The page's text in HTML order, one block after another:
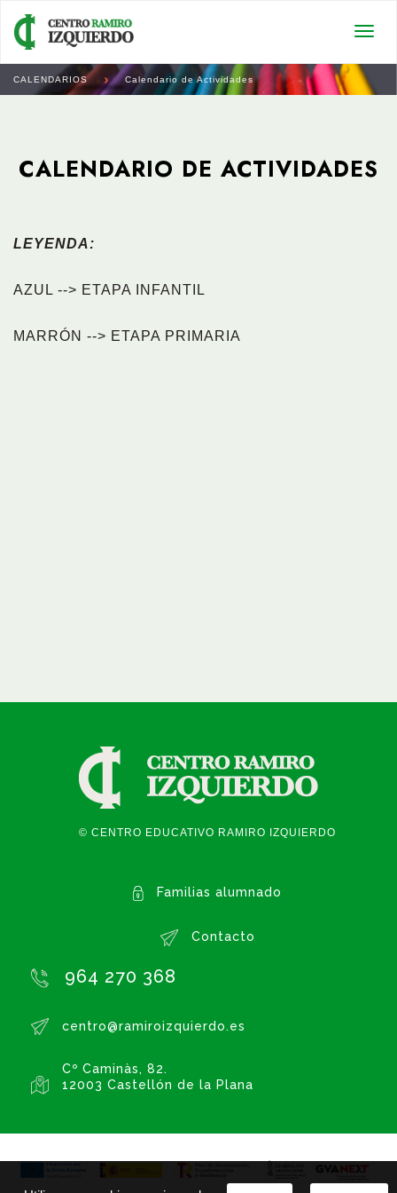
CALENDARIOS Calendario de Actividades
CALENDARIO DE ACTIVIDADES
LEYENDA:
AZUL --> ETAPA INFANTIL
MARRÓN --> ETAPA PRIMARIA
© CENTRO EDUCATIVO RAMIRO IZQUIERDO
Familias alumnado
Contacto
964 270 368
centro@ramiroizquierdo.es
Cº Caminàs, 82.
12003 Castellón de la Plana